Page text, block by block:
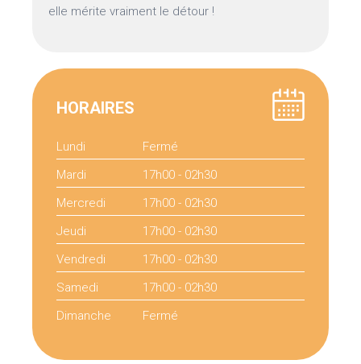
elle mérite vraiment le détour !
HORAIRES
Lundi
Fermé
Mardi
17h00 - 02h30
Mercredi
17h00 - 02h30
Jeudi
17h00 - 02h30
Vendredi
17h00 - 02h30
Samedi
17h00 - 02h30
Dimanche
Fermé